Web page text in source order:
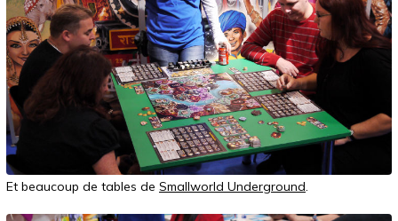
Et beaucoup de tables de Smallworld Underground.